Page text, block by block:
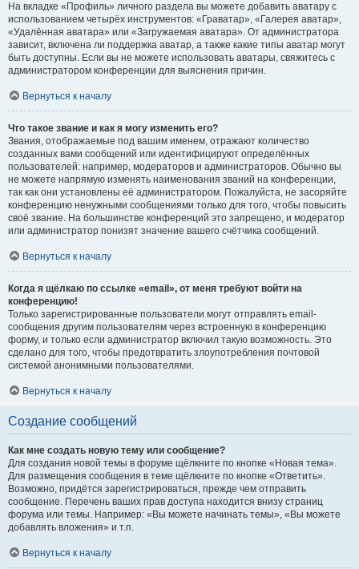
На вкладке «Профиль» личного раздела вы можете добавить аватару с
использованием четырёх инструментов: «Граватар», «Галерея аватар»,
«Удалённая аватара» или «Загружаемая аватара». От администратора
зависит, включена ли поддержка аватар, а также какие типы аватар могут
быть доступны. Если вы не можете использовать аватары, свяжитесь с
администратором конференции для выяснения причин.
Вернуться к началу
Что такое звание и как я могу изменить его?
Звания, отображаемые под вашим именем, отражают количество
созданных вами сообщений или идентифицируют определённых
пользователей: например, модераторов и администраторов. Обычно вы
не можете напрямую изменять наименования званий на конференции,
так как они установлены её администратором. Пожалуйста, не засоряйте
конференцию ненужными сообщениями только для того, чтобы повысить
своё звание. На большинстве конференций это запрещено, и модератор
или администратор понизят значение вашего счётчика сообщений.
Вернуться к началу
Когда я щёлкаю по ссылке «email», от меня требуют войти на
конференцию!
Только зарегистрированные пользователи могут отправлять email-
сообщения другим пользователям через встроенную в конференцию
форму, и только если администратор включил такую возможность. Это
сделано для того, чтобы предотвратить злоупотребления почтовой
системой анонимными пользователями.
Вернуться к началу
Создание сообщений
Как мне создать новую тему или сообщение?
Для создания новой темы в форуме щёлкните по кнопке «Новая тема».
Для размещения сообщения в теме щёлкните по кнопке «Ответить».
Возможно, придётся зарегистрироваться, прежде чем отправить
сообщение. Перечень ваших прав доступа находится внизу страниц
форума или темы. Например: «Вы можете начинать темы», «Вы можете
добавлять вложения» и т.п.
Вернуться к началу